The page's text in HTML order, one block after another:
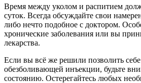
Время между уколом и распитием
суток. Всегда обсуждайте свои
либо нечто подобное с доктором.
хронические заболевания или вы
лекарства.
Если вы всё же решили позволить
обезболивающей инъекции, будьте
состоянию. Остерегайтесь любых